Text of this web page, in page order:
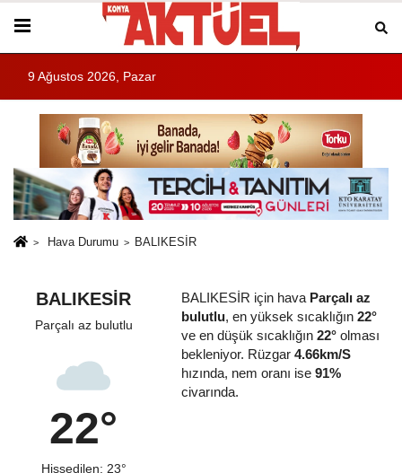
9 Ağustos 2026, Pazar
Hava Durumu BALIKESİR
BALIKESİR
Parçalı az bulutlu
22°
Hissedilen: 23°
BALIKESİR için hava Parçalı az
bulutlu, en yüksek sıcaklığın 22°
ve en düşük sıcaklığın 22°olması
bekleniyor. Rüzgar 4.66km/S
hızında, nem oranı ise 91%
civarında.